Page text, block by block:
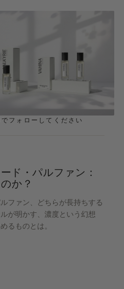
フォローしてください
ド・パルファン：
か？
ファン、どちらが長持ちする
が明かす、濃度という幻想
るものとは。